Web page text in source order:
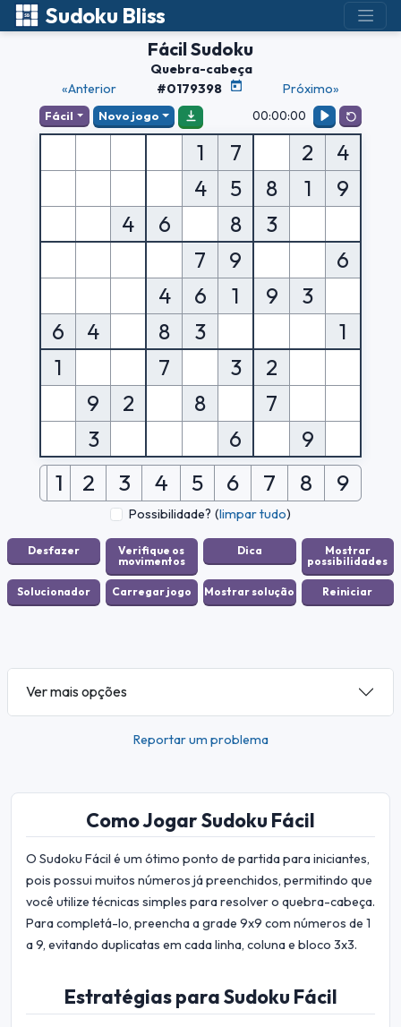
Sudoku Bliss
Fácil Sudoku
«Anterior
Quebra-cabeça
#0179398
Próximo»
Fácil Novo jogo 00:00:00
1 7 2
4
4
5 8 1
9
4
6 8
3
7
9
6
4
6 1 9
3
6
4 8 3
1
1
7 3
2
9
2 8
7
3
6 9
1 2 3 4 5 6 7 8 9
Possibilidade? (limpar tudo)
Ver mais opções
Reportar um problema
Como Jogar Sudoku Fácil
O Sudoku Fácil é um ótimo ponto de partida para iniciantes,
pois possui muitos números já preenchidos, permitindo que
você utilize técnicas simples para resolver o quebra-cabeça.
Para completá-lo, preencha a grade 9x9 com números de 1
a 9, evitando duplicatas em cada linha, coluna e bloco 3x3.
Estratégias para Sudoku Fácil